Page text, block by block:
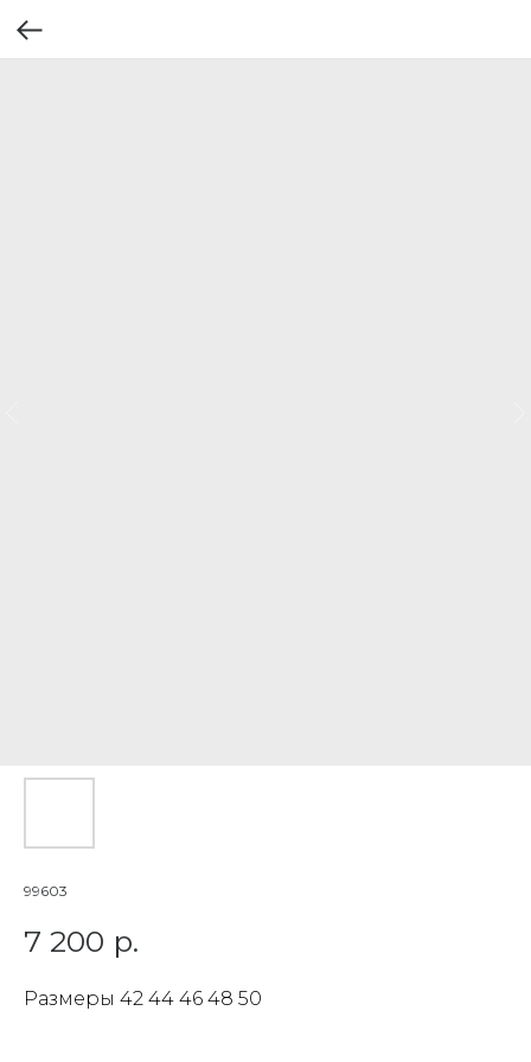
99603
7 200 р.
Размеры 42 44 46 48 50